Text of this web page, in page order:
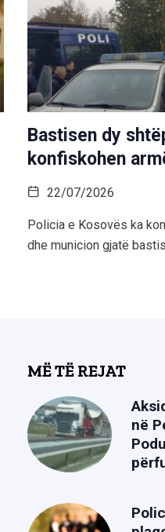
Bastisen dy
konfiskohen
22/07/2026
Policia e Kosovës ka
dhe municion gjatë
MË TË REJAT
në